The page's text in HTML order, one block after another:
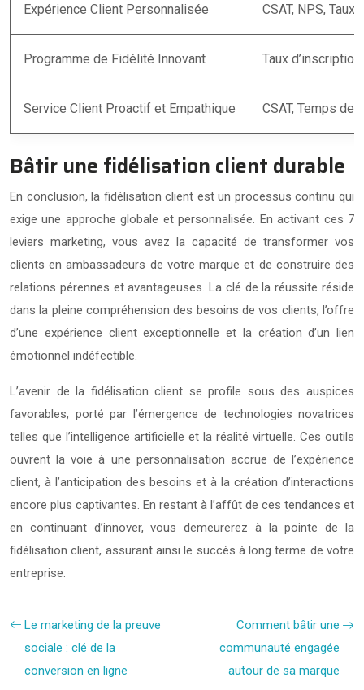
Expérience Client Personnalisée CSAT, NPS, Taux
Programme de Fidélité Innovant Taux
Service Client Proactif et Empathique CSAT, Temps de
Bâtir une fidélisation client durable
En conclusion, la fidélisation client est un processus continu qui
exige une approche globale et personnalisée. En activant ces 7
leviers marketing, vous avez la capacité de transformer vos
clients en ambassadeurs de votre marque et de construire des
relations pérennes et avantageuses. La clé de la réussite réside
dans la pleine compréhension des besoins de vos clients, l’offre
d’une expérience client exceptionnelle et la création d’un lien
émotionnel indéfectible.
L’avenir de la fidélisation client se profile sous des auspices
favorables, porté par l’émergence de technologies novatrices
telles que l’intelligence artificielle et la réalité virtuelle. Ces outils
ouvrent la voie à une personnalisation accrue de l’expérience
client, à l’anticipation des besoins et à la création d’interactions
encore plus captivantes. En restant à l’affût de ces tendances et
en continuant d’innover, vous demeurerez à la pointe de la
fidélisation client, assurant ainsi le succès à long terme de votre
entreprise.
Le marketing de la preuve
sociale : clé de la
conversion en ligne
Comment bâtir une
communauté engagée
autour de sa marque